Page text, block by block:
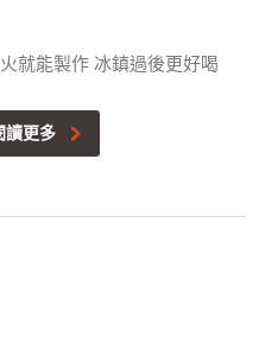
就能製作 冰鎮過後更好喝
讀更多